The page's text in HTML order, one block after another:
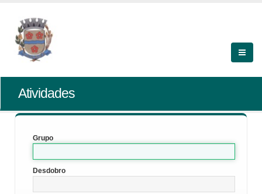
Atividades
Grupo
Desdobro